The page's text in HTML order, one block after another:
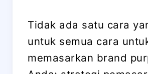
Tidak ada satu cara
untuk semua cara
memasarkan brand